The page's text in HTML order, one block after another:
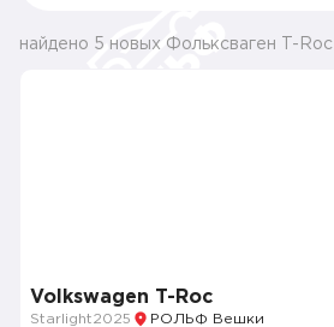
найдено 5 новых Фольксваген T-Roc
Volkswagen T-Roc
Starlight2025 РОЛЬФ Вешки